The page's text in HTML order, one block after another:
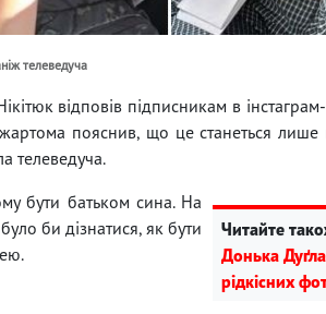
телеведуча
відповів підписникам в
пояснив, що це станеться
телеведуча.
Читайте
Донька
рідкісних
бути батьком сина. На
би дізнатися, як бути